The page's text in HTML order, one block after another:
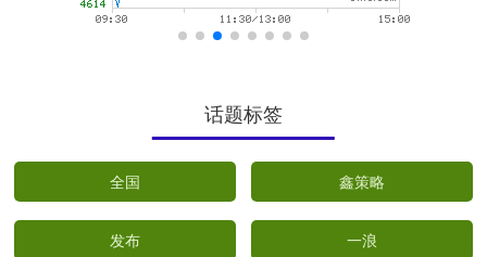
话题标签
全国 鑫策略
发布 一浪